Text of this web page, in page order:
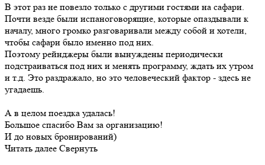
В этот раз не повезло только с другими гостями на сафари.
Почти везде были испаноговорящие, которые опаздывали к
началу, много громко разговаривали между собой и хотели,
чтобы сафари было именно под них.
Поэтому рейнджеры были вынуждены периодически
подстраиваться под них и менять программу, ждать их утром
и т.д. Это раздражало, но это человеческий фактор - здесь не
угадаешь.
А в целом поездка удалась!
Большое спасибо Вам за организацию!
И до новых бронирований)
Читать далее Свернуть